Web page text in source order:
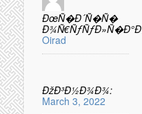
ÐœÑ�Ð´Ñ�Ñ�
Oirad
ÐžÐ³Ð½Ð¾Ð¾:
March 3, 2022